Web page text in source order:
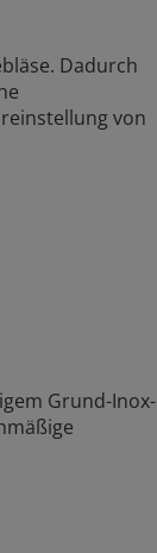
Dadurch
von
Grund-Inox-